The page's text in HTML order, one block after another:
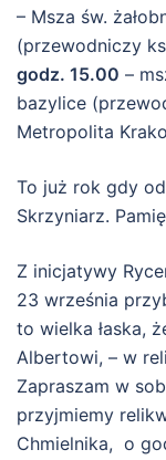
– Msza św.
(przewodniczy
godz. 15.00 –
bazylice
Metropolita
To już rok gdy
Skrzyniarz.
Z inicjatywy
23 września
to wielka łaska,
Albertowi, – w
Zapraszam w
przyjmiemy
Chmielnika, o